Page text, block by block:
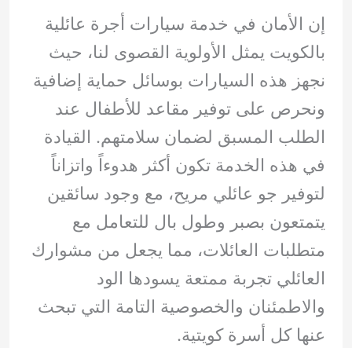
إن الأمان في خدمة سيارات أجرة عائلية
بالكويت يمثل الأولوية القصوى لنا، حيث
نجهز هذه السيارات بوسائل حماية إضافية
ونحرص على توفير مقاعد للأطفال عند
الطلب المسبق لضمان سلامتهم. القيادة
في هذه الخدمة تكون أكثر هدوءاً واتزاناً
لتوفير جو عائلي مريح، مع وجود سائقين
يتمتعون بصبر وطول بال للتعامل مع
متطلبات العائلات، مما يجعل من مشوارك
العائلي تجربة ممتعة يسودها الود
والاطمئنان والخصوصية التامة التي تبحث
عنها كل أسرة كويتية.